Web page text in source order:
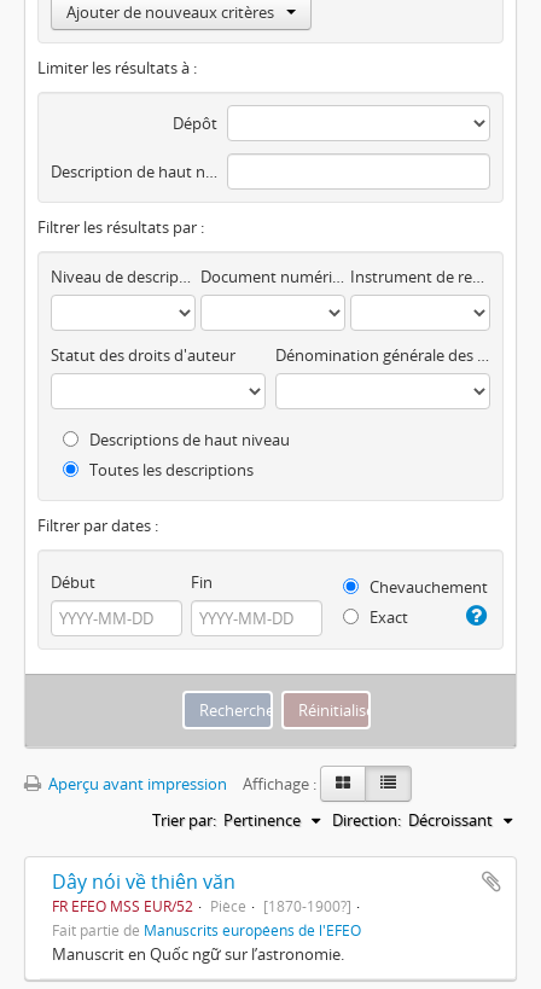
Ajouter de nouveaux critères
Limiter les résultats à :
Dépôt
Description de haut niveau
Filtrer les résultats par :
Niveau de description Document numérisé disponible Instrument de recherche
Statut des droits d'auteur Dénomination générale des documents
Descriptions de haut niveau
Toutes les descriptions
Filtrer par dates :
Début Fin
Chevauchement
Exact
Aperçu avant impression
Affichage :
Trier par: Pertinence Direction: Décroissant
Dây nói về thiên văn
FR EFEO MSS EUR/52 Pièce
[1870-1900?]
Fait partie de Manuscrits européens de l'EFEO
Manuscrit en Quốc ngữ sur l’astronomie.